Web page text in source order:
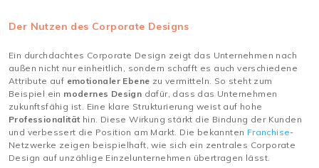
Der Nutzen des Corporate Designs
Ein durchdachtes Corporate Design zeigt das Unternehmen nach
außen nicht nur einheitlich, sondern schafft es auch verschiedene
Attribute auf emotionaler Ebene zu vermitteln. So steht zum
Beispiel ein modernes Design dafür, dass das Unternehmen
zukunftsfähig ist. Eine klare Strukturierung weist auf hohe
Professionalität hin. Diese Wirkung stärkt die Bindung der Kunden
und verbessert die Position am Markt. Die bekannten Franchise-
Netzwerke zeigen beispielhaft, wie sich ein zentrales Corporate
Design auf unzählige Einzelunternehmen übertragen lässt.